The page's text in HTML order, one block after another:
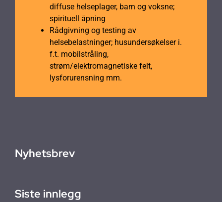
diffuse helseplager, barn og voksne;
spirituell åpning
Rådgivning og testing av
helsebelastninger; husundersøkelser i.
f.t. mobilstråling,
strøm/elektromagnetiske felt,
lysforurensning mm.
Nyhetsbrev
Siste innlegg